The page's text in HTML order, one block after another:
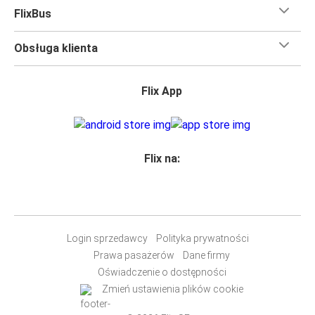
, więc
nawet jeśli wybierasz się w długą podróż, nie musisz się
Wszyscy podróżujący z biletamimają zagwarantowane
wybrać specjalne miejsce, możesz zrobić to podczas
miejsce ze stolikiem, panoramę lub dodatkowe, puste
FlixBus
Obsługa klienta
Flix App
Flix na:
Login sprzedawcy
Polityka prywatności
Prawa pasażerów
Dane firmy
Oświadczenie o dostępności
Zmień ustawienia plików cookie